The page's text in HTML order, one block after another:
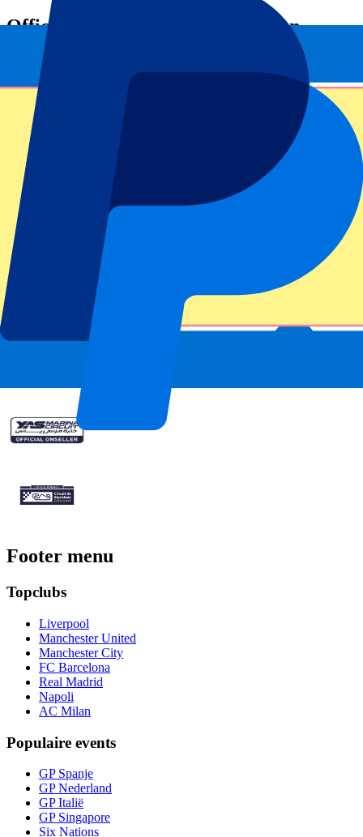
Officiële reseller voor veel clubs en
toernooien
Footer menu
Topclubs
Liverpool
Manchester United
Manchester City
FC Barcelona
Real Madrid
Napoli
AC Milan
Populaire events
GP Spanje
GP Nederland
GP Italië
GP Singapore
Six Nations